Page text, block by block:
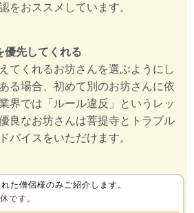
をおススメしています。
優先してくれる
てくれるお坊さんを選ぶようにし
る場合、初めて別のお坊さんに依
界では「ルール違反」というレッ
良なお坊さんは菩提寺とトラブル
バイスをいただけます。
た僧侶様のみご紹介します。
です。